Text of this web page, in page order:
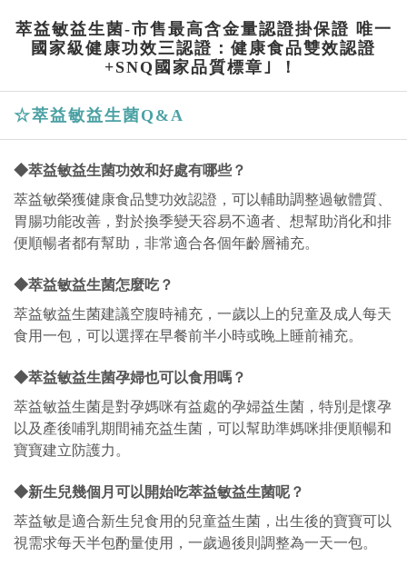
萃益敏益生菌-市售最高含金量認證掛保證 唯一
國家級健康功效三認證：健康食品雙效認證
+SNQ國家品質標章｣ ！
☆萃益敏益生菌Q&A
◆萃益敏益生菌功效和好處有哪些？
萃益敏榮獲健康食品雙功效認證，可以輔助調整過敏體質、
胃腸功能改善，對於換季變天容易不適者、想幫助消化和排
便順暢者都有幫助，非常適合各個年齡層補充。
◆萃益敏益生菌怎麼吃？
萃益敏益生菌建議空腹時補充，一歲以上的兒童及成人每天
食用一包，可以選擇在早餐前半小時或晚上睡前補充。
◆萃益敏益生菌孕婦也可以食用嗎？
萃益敏益生菌是對孕媽咪有益處的孕婦益生菌，特別是懷孕
以及產後哺乳期間補充益生菌，可以幫助準媽咪排便順暢和
寶寶建立防護力。
◆新生兒幾個月可以開始吃萃益敏益生菌呢？
萃益敏是適合新生兒食用的兒童益生菌，出生後的寶寶可以
視需求每天半包酌量使用，一歲過後則調整為一天一包。